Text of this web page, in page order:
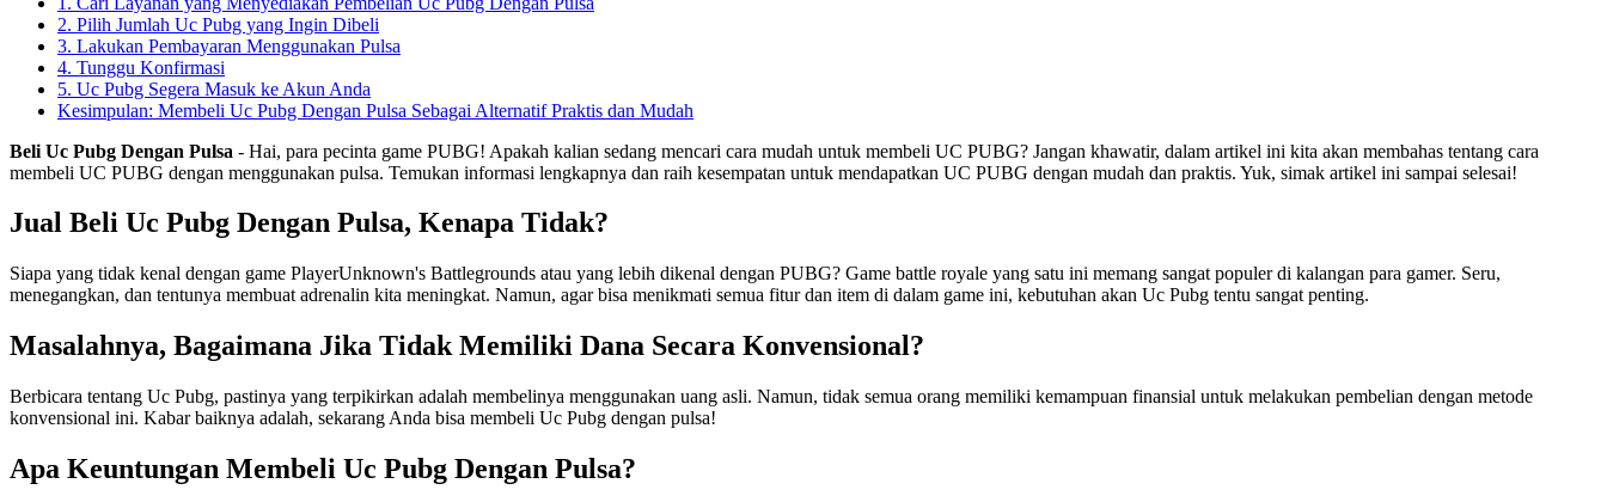
2. Pilih Jumlah Uc Pubg yang Ingin Dibeli
3. Lakukan Pembayaran Menggunakan Pulsa
4. Tunggu Konfirmasi
5. Uc Pubg Segera Masuk ke Akun Anda
Kesimpulan: Membeli Uc Pubg Dengan Pulsa Sebagai Alternatif Praktis dan Mudah
Beli Uc Pubg Dengan Pulsa - Hai, para pecinta game PUBG! Apakah kalian sedang mencari cara mudah untuk membeli UC PUBG? Jangan khawatir, dalam artikel ini kita akan membahas tentang cara
membeli UC PUBG dengan menggunakan pulsa. Temukan informasi lengkapnya dan raih kesempatan untuk mendapatkan UC PUBG dengan mudah dan praktis. Yuk, simak artikel ini sampai selesai!
Jual Beli Uc Pubg Dengan Pulsa, Kenapa Tidak?
Siapa yang tidak kenal dengan game PlayerUnknown's Battlegrounds atau yang lebih dikenal dengan PUBG? Game battle royale yang satu ini memang sangat populer di kalangan para gamer. Seru,
menegangkan, dan tentunya membuat adrenalin kita meningkat. Namun, agar bisa menikmati semua fitur dan item di dalam game ini, kebutuhan akan Uc Pubg tentu sangat penting.
Masalahnya, Bagaimana Jika Tidak Memiliki Dana Secara Konvensional?
Berbicara tentang Uc Pubg, pastinya yang terpikirkan adalah membelinya menggunakan uang asli. Namun, tidak semua orang memiliki kemampuan finansial untuk melakukan pembelian dengan metode
konvensional ini. Kabar baiknya adalah, sekarang Anda bisa membeli Uc Pubg dengan pulsa!
Apa Keuntungan Membeli Uc Pubg Dengan Pulsa?